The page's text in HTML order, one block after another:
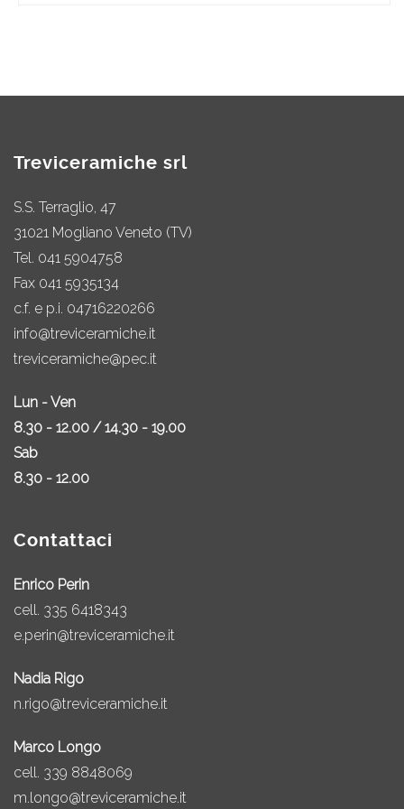
Treviceramiche srl
S.S. Terraglio, 47
31021 Mogliano Veneto (TV)
Tel. 041 5904758
Fax 041 5935134
c.f. e p.i. 04716220266
info@treviceramiche.it
treviceramiche@pec.it
Lun - Ven
8.30 - 12.00 / 14.30 - 19.00
Sab
8.30 - 12.00
Contattaci
Enrico Perin
cell. 335 6418343
e.perin@treviceramiche.it
Nadia Rigo
n.rigo@treviceramiche.it
Marco Longo
cell. 339 8848069
m.longo@treviceramiche.it